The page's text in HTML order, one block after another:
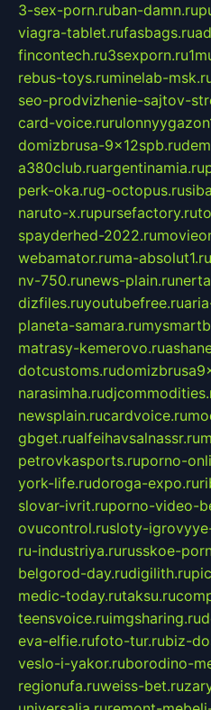
3-sex-porn.ruban-damn.ru
viagra-tablet.rufasbags.ru
fincontech.ru3sexporn.ru
rebus-toys.ruminelab-
seo-prodvizhenie-sajtov-
card-voice.ru
domizbrusa-9x12spb.ru
a380club.ruargentinamia.ru
perk-oka.rug-octopus.ru
naruto-x.rupursefactory.ru
spayderhed-2022.ru
webamator.ruma-absolut1.ru
nv-750.runews-plain.ru
dizfiles.ruyoutubefree.ru
planeta-samara.ru
matrasy-kemerovo.ru
dotcustoms.ru
narasimha.ru
newsplain.rucardvoice.ru
gbget.rualfeihavsalnassr.ru
petrovkasports.ruporno-
york-life.rudoroga-expo.ru
slovar-ivrit.ruporno-video-
ovucontrol.rusloty-
ru-industriya.rurusskoe-
belgorod-day.rudigilith.ru
medic-today.rutaksu.ru
teensvoice.ruimgsharing.ru
eva-elfie.rufoto-tur.rubiz-
veslo-i-yakor.ruborodino-
regionufa.ruweiss-bet.ru